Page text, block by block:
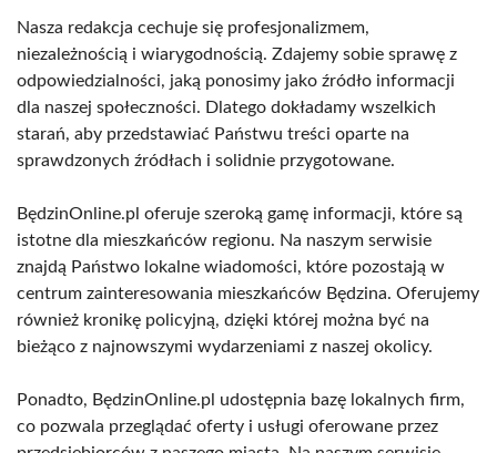
Nasza redakcja cechuje się profesjonalizmem,
niezależnością i wiarygodnością. Zdajemy sobie sprawę z
odpowiedzialności, jaką ponosimy jako źródło informacji
dla naszej społeczności. Dlatego dokładamy wszelkich
starań, aby przedstawiać Państwu treści oparte na
sprawdzonych źródłach i solidnie przygotowane.
BędzinOnline.pl oferuje szeroką gamę informacji, które są
istotne dla mieszkańców regionu. Na naszym serwisie
znajdą Państwo lokalne wiadomości, które pozostają w
centrum zainteresowania mieszkańców Będzina. Oferujemy
również kronikę policyjną, dzięki której można być na
bieżąco z najnowszymi wydarzeniami z naszej okolicy.
Ponadto, BędzinOnline.pl udostępnia bazę lokalnych firm,
co pozwala przeglądać oferty i usługi oferowane przez